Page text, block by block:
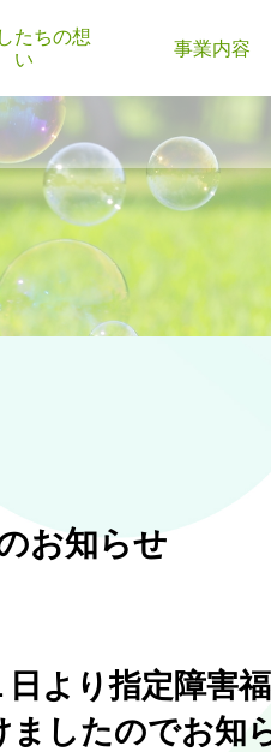
たちの想
い
事業内容
お知らせ
より指定障害
したのでお知